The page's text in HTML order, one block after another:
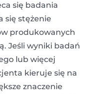
się badania
się stężenie
produkowanych
Jeśli wyniki badań
lub więcej
kieruje się na
znaczenie